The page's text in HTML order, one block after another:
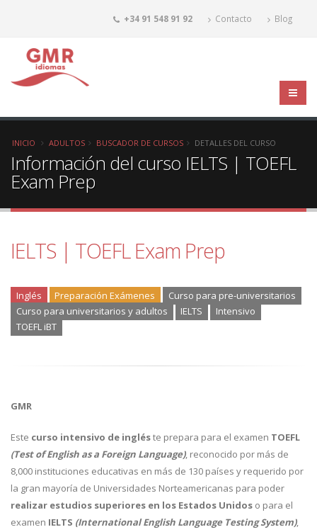
+34 91 548 91 92 Contacto Blog
INICIO ADULTOS BUSCADOR DE CURSOS DETALLES DEL CURSO
Información del curso IELTS | TOEFL
Exam Prep
IELTS | TOEFL Exam Prep
Inglés Preparación Exámenes
Curso para pre-universitarios
Curso para universitarios y adultos
IELTS
Intensivo
TOEFL iBT
GMR
Este curso intensivo de ingléste prepara para el examen TOEFL
(Test of English as a Foreign Language), reconocido por más de
8,000 instituciones educativas en más de 130 países y requerido por
la gran mayoría de Universidades Norteamericanas para poder
realizar estudios superiores en los Estados Unidos o para el
examen IELTS (International English Language Testing System),